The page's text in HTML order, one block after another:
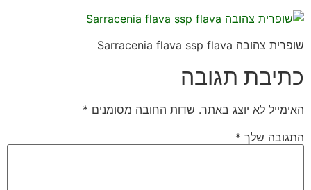
שופרית צהובה Sarracenia flava ssp flava
כתיבת תגובה
האימייל לא יוצג באתר. שדות החובה מסומנים *
התגובה שלך *